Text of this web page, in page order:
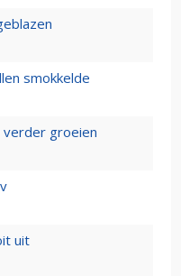
smokkelde
groeien
uit